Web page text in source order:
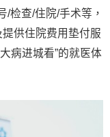
/检查/住院/手术等，
供住院费用垫付服
病进城看”的就医体